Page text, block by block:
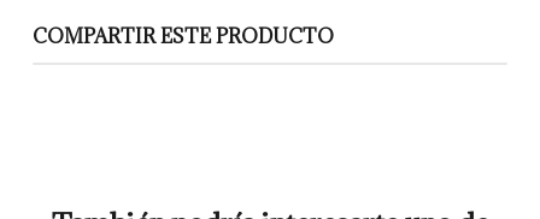
COMPARTIR ESTE PRODUCTO